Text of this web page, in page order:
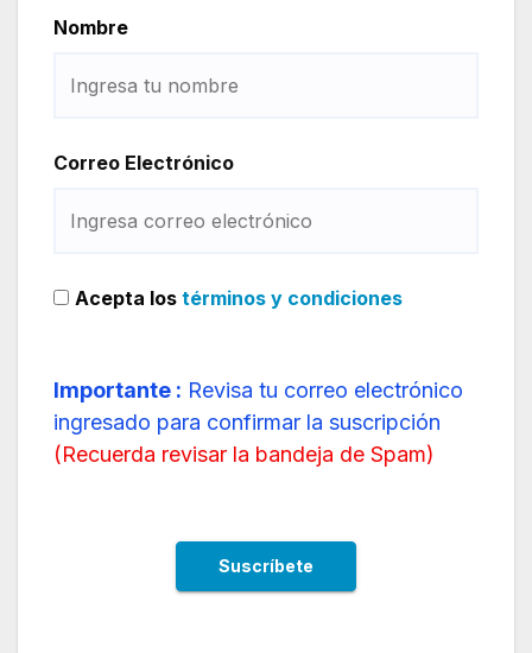
Nombre
Correo Electrónico
Acepta los términos y condiciones
Importante : Revisa tu correo electrónico
ingresado para confirmar la suscripción
(Recuerda revisar la bandeja de Spam)